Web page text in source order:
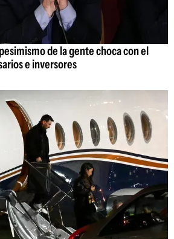
de la gente choca con el
e inversores